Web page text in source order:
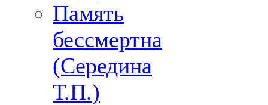
Память
бессмертна
(Середина
Т.П.)